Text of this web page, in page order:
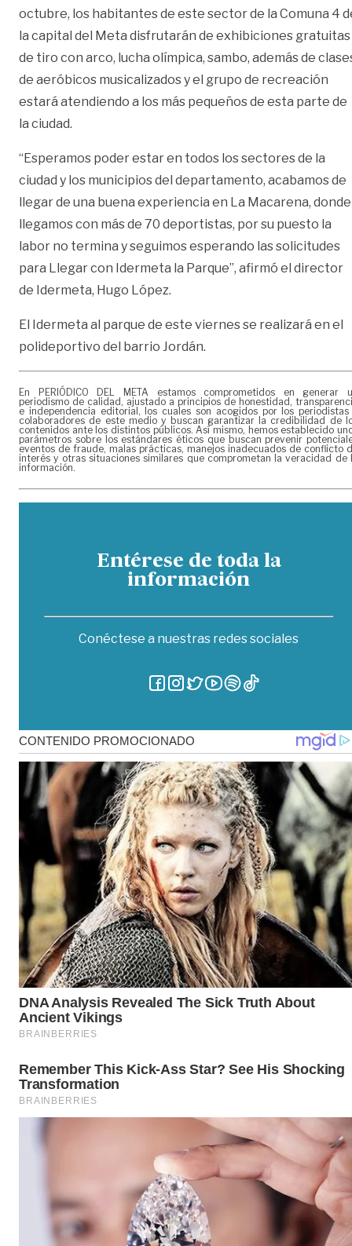
octubre, los habitantes de este sector de la Comuna 4
la capital del Meta disfrutarán de exhibiciones gratuitas
de tiro con arco, lucha olímpica, sambo, además de
de aeróbicos musicalizados y el grupo de recreación
estará atendiendo a los más pequeños de esta parte de
la ciudad.
“Esperamos poder estar en todos los sectores de la
ciudad y los municipios del departamento, acabamos de
llegar de una buena experiencia en La Macarena, donde
llegamos con más de 70 deportistas, por su puesto la
labor no termina y seguimos esperando las solicitudes
para Llegar con Idermeta la Parque”, afirmó el director
de Idermeta, Hugo López.
El Idermeta al parque de este viernes se realizará en el
polideportivo del barrio Jordán.
En PERIÓDICO DEL META estamos comprometidos en generar
periodismo de calidad, ajustado a principios de honestidad,
e independencia editorial, los cuales son acogidos por los periodistas
colaboradores de este medio y buscan garantizar la credibilidad de
contenidos ante los distintos públicos. Así mismo, hemos establecido
parámetros sobre los estándares éticos que buscan prevenir
eventos de fraude, malas prácticas, manejos inadecuados de conflicto
interés y otras situaciones similares que comprometan la veracidad de
información.
Entérese de toda la
información
Conéctese a nuestras redes sociales